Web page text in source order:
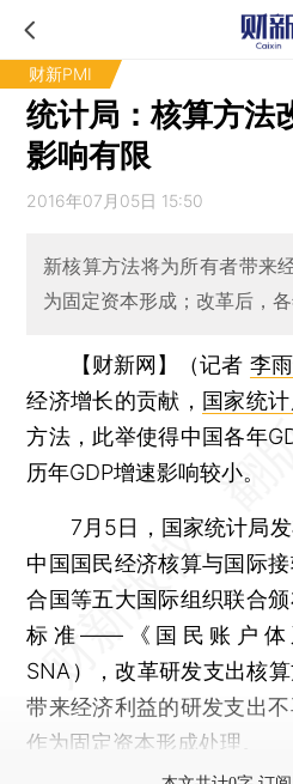
财新PMI
统计局：核算方法
影响有限
2016年07月05日 15:50
新核算方法将为所有者带来
为固定资本形成；改革后，
【财新网】（记者 李
经济增长的贡献， 国家统
方法，此举使得中国各年
历年GDP增速影响较小。
7月5日，国家统计局发
中国国民经济核算与国际
合国等五大国际组织联合
标准——《国民账户体
SNA），改革研发支出核
带来经济利益的研发支出
作为固定资本形成处理。